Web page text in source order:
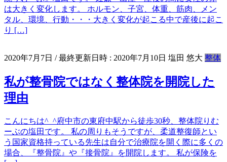
は大きく変化します。 ホルモン、子宮、体重、筋肉、メン
タル、環境、行動・・・大きく変化が起こる中で産後に起こ
り […]
2020年7月7日 / 最終更新日時 : 2020年7月10日 塩田 悠大 整体
私が整骨院ではなく整体院を開院した
理由
こんにちは^_^府中市の東府中駅から徒歩30秒、整体院りむ
ーぶの塩田です。 私の周りもそうですが、柔道整復師とい
う国家資格持っている先生は自分で治療院を開く際に多くの
場合、『整骨院』や『接骨院』を開院します。 私が保険を